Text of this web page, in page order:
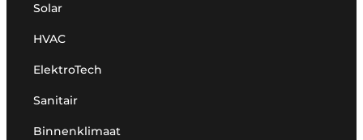
Solar
HVAC
ElektroTech
Sanitair
Binnenklimaat